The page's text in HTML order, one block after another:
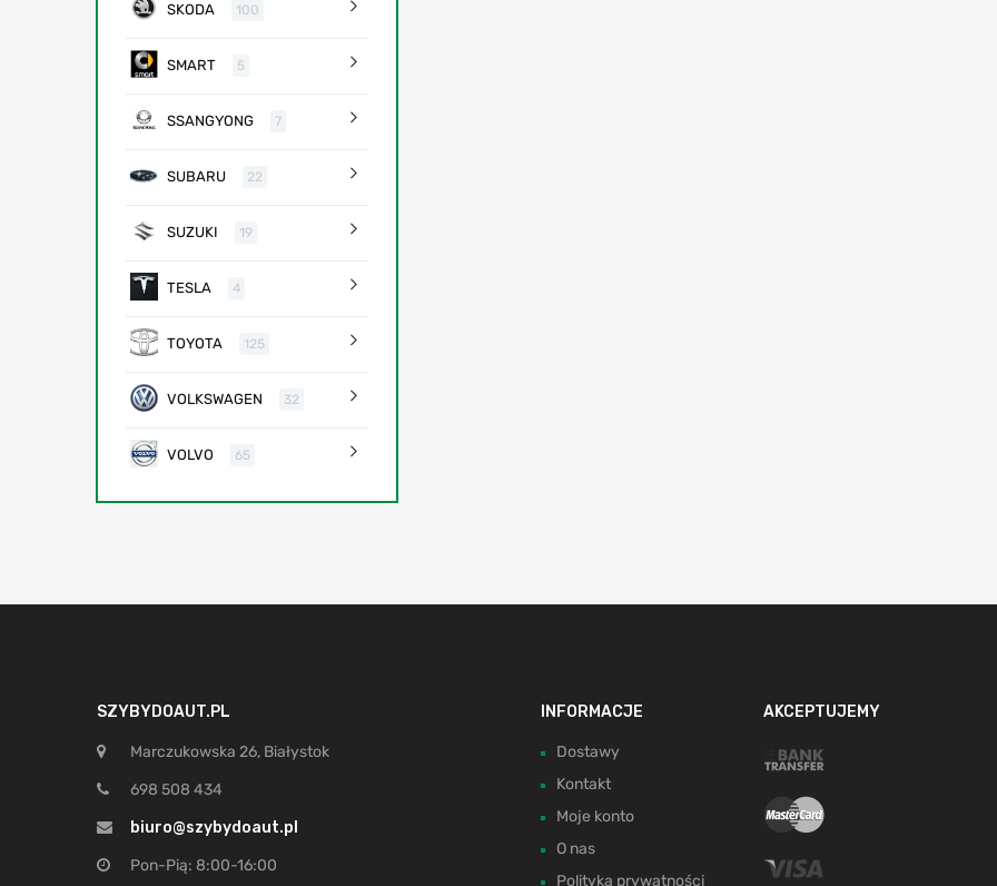
SKODA 100
SMART 5
SSANGYONG 7
SUBARU 22
SUZUKI 19
TESLA 4
TOYOTA 125
VOLKSWAGEN 32
VOLVO 65
SZYBYDOAUT.PL
Marczukowska 26, Białystok
698 508 434
biuro@szybydoaut.pl
Pon-Pią: 8:00-16:00
INFORMACJE
Dostawy
Kontakt
Moje konto
O nas
Polityka prywatności
AKCEPTUJEMY